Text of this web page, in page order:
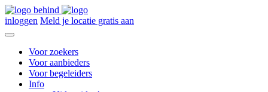
inloggen Meld je locatie gratis aan
Voor zoekers
Voor aanbieders
Voor begeleiders
Info